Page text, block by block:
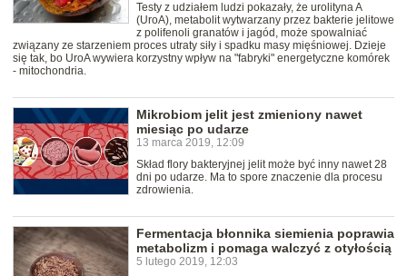
Testy z udziałem ludzi pokazały, że urolityna A
(UroA), metabolit wytwarzany przez bakterie jelitowe
z polifenoli granatów i jagód, może spowalniać
związany ze starzeniem proces utraty siły i spadku masy mięśniowej. Dzieje
się tak, bo UroA wywiera korzystny wpływ na "fabryki" energetyczne komórek
- mitochondria.
Mikrobiom jelit jest zmieniony nawet
miesiąc po udarze
13 marca 2019, 12:09
Skład flory bakteryjnej jelit może być inny nawet 28
dni po udarze. Ma to spore znaczenie dla procesu
zdrowienia.
Fermentacja błonnika siemienia poprawia
metabolizm i pomaga walczyć z otyłością
5 lutego 2019, 12:03